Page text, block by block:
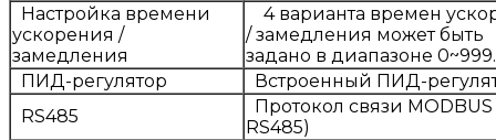
Настройка времени
ускорения /
замедления
4 варианта времен
/ замедления может быть
задано в диапазоне
ПИД-регулятор
Встроенный ПИД-
RS485
Протокол связи MODBUS
RS485)